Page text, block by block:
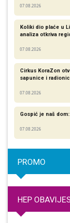
07.08.2026
Koliki dio plaće u
analiza otkriva
07.08.2026
Cirkus KoraZon
sapunice i
07.08.2026
Gospić je naš
07.08.2026
PROMO
HEP